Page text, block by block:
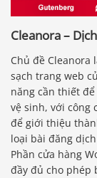
Cleanora –
Chủ đề Cleanora
sạch trang web
năng cần thiết
vệ sinh, với công
để giới thiệu
loại bài đăng
Phần cửa hàng
đầy đủ cho phép